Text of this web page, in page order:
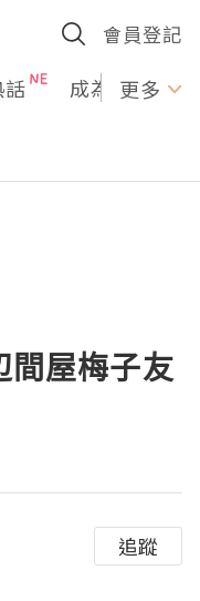
會員登記
成為U更多
間屋梅子友
追蹤